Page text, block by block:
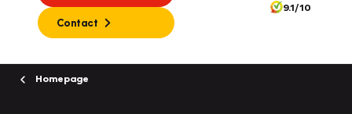
Contact
9.1/10
Homepage